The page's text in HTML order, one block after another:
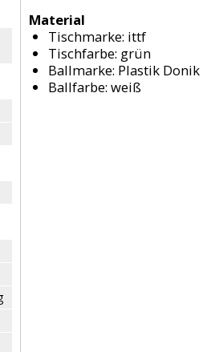
Material
Tischmarke: ittf
Tischfarbe: grün
Ballmarke: Plastik Donik
Ballfarbe: weiß